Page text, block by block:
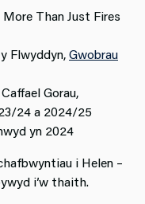
Than Just Fires
Flwyddyn,Gwobrau
Gorau,
24 a 2024/25
yn 2024
i Helen –
i’w thaith.